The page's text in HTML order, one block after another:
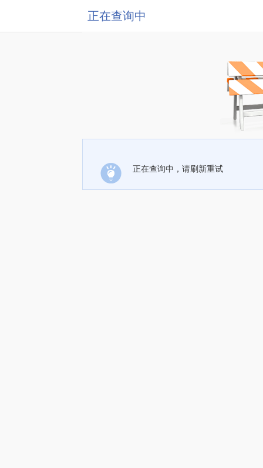
正在查询中
正在查询中，请刷新重试